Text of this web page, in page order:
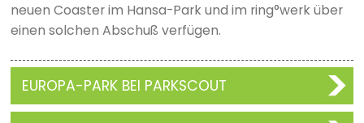
neuen Coaster im Hansa-Park und im ring°werk über
einen solchen Abschuß verfügen.
EUROPA-PARK BEI PARKSCOUT